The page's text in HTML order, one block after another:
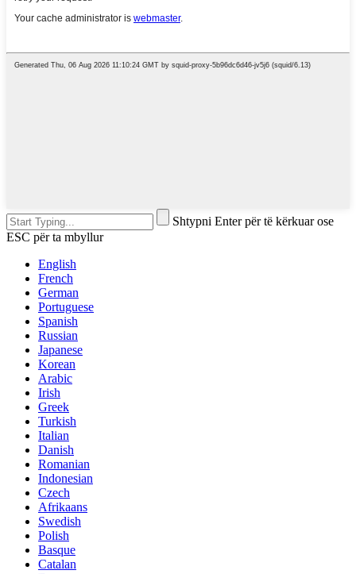
Shtypni Enter për të kërkuar ose
ESC për ta mbyllur
English
French
German
Portuguese
Spanish
Russian
Japanese
Korean
Arabic
Irish
Greek
Turkish
Italian
Danish
Romanian
Indonesian
Czech
Afrikaans
Swedish
Polish
Basque
Catalan